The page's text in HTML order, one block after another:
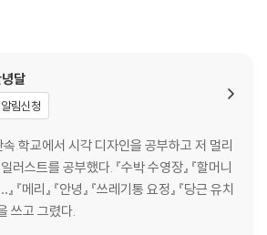
달
림신청
학교에서 시각 디자인을 공부하고 저 멀리
러스트를 공부했다. 『수박 수영장』 『할머니
『메리』 『안녕』 『쓰레기통 요정』 『당근 유치
을 쓰고 그렸다.